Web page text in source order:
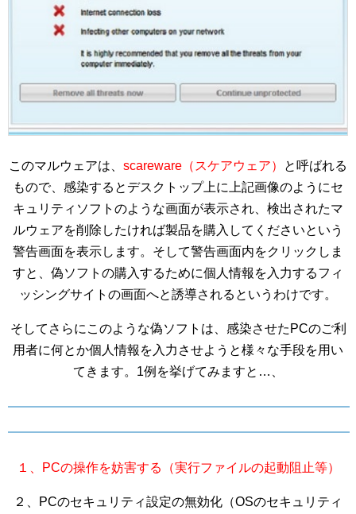
このマルウェアは、 scareware（スケアウェア）
と呼ばれる
もので、感染するとデスクトップ上に上記画像のようにセ
キュリティソフトのような画面が表示され、検出されたマ
ルウェアを削除したければ製品を購入してくださいという
警告画面を表示します。そして警告画面内をクリックしま
すと、偽ソフトの購入するために個人情報を入力するフィ
ッシングサイトの画面へと誘導されるというわけです。
そしてさらにこのような偽ソフトは、感染させたPCのご利
用者に何とか個人情報を入力させようと様々な手段を用い
てきます。1例を挙げてみますと…、
１、PCの操作を妨害する（実行ファイルの起動阻止等）
２、PCのセキュリティ設定の無効化（OSのセキュリティ